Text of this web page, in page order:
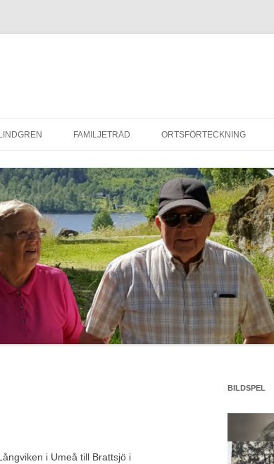
FAMILJETRÄD
PERSONREGISTER
ORTSFÖRTECKNING
i Umeå till Brattsjö i
BILDSPEL